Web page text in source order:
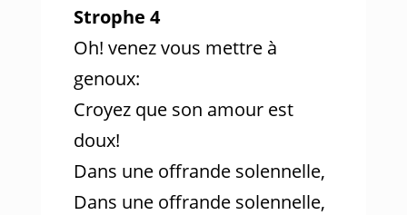
Strophe 4
Oh! venez vous mettre à
genoux:
Croyez que son amour est
doux!
Dans une offrande solennelle,
Dans une offrande solennelle,